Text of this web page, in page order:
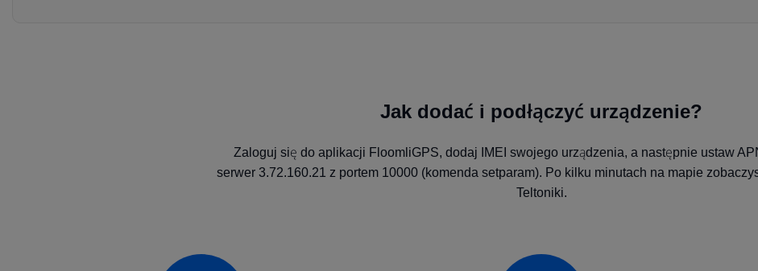
Jak dodać i podłączyć urządzenie?
Zaloguj się do aplikacji FloomliGPS, dodaj IMEI swojego urządzenia, a następnie ustaw
serwer 3.72.160.21 z portem 10000 (komenda setparam). Po kilku minutach na mapie
Teltoniki.